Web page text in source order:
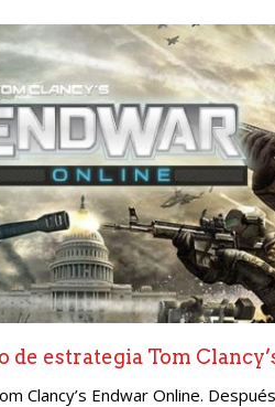
de estrategia Tom
Clancy’s Endwar Online.